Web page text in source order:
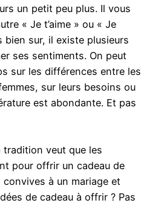
un petit peu plus. Il vous
« Je t’aime » ou « Je
bien sur, il existe plusieurs
ses sentiments. On peut
sur les différences entre les
sur leurs besoins ou
est abondante. Et pas
tradition veut que les
pour offrir un cadeau de
convives à un mariage et
de cadeau à offrir ? Pas